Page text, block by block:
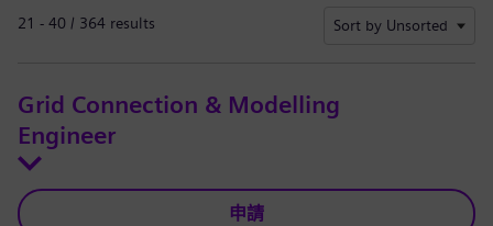
21 - 40 / 364 results Sort by Unsorted
Grid Connection & Modelling
Engineer
申請